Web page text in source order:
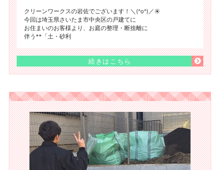
クリーンワークスの岩佐でございます！＼(^o^)／☀️
今回は埼玉県さいたま市中央区の戸建てに
お住まいのお客様より、お庭の整理・断捨離に
伴う**「土・砂利
続きはこちら